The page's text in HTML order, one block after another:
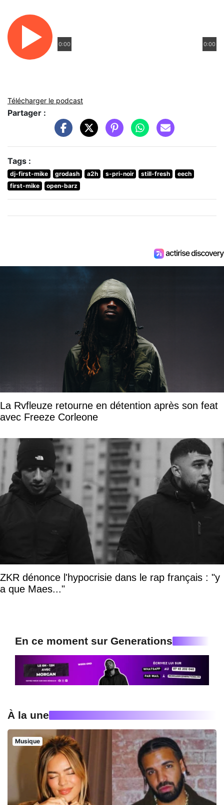
0:00 0:00
Télécharger le podcast
Partager :
Tags :
dj-first-mike grodash a2h s-pri-noir still-fresh
eech
first-mike
open-barz
La Rvfleuze retourne en détention après son feat
avec Freeze Corleone
ZKR dénonce l'hypocrisie dans le rap français : "y
a que Maes..."
En ce moment sur Generations
À la une
Musique